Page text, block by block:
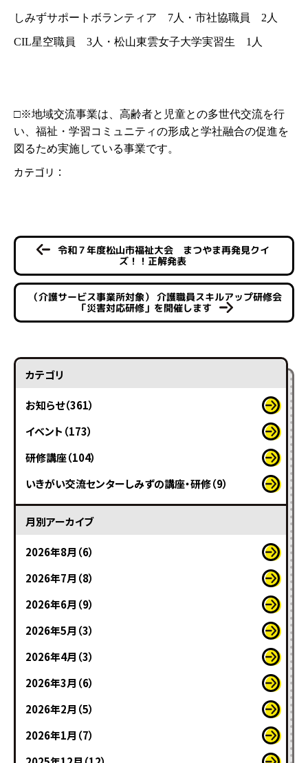
しみずサポートボランティア 7人・市社協職員 2 人
CIL星空職員 3人・松山東雲女子大学実習生 1 人
□※地域交流事業は、高齢者と児童との多世代交流を行
い、福祉・学習コミュニティの形成と学社融合の促進を
図るため実施している事業です。
カテゴリ：
令和７年度松山市福祉大会 まつやま再発見クイ
ズ！！正解発表
（介護サービス事業所対象） 介護職員スキルアップ研修会
「災害対応研修」を開催します
カテゴリ
お知らせ（361）
イベント（173）
研修講座（104）
いきがい交流センターしみずの講座・研修（9）
月別アーカイブ
2026年8月（6）
2026年7月（8）
2026年6月（9）
2026年5月（3）
2026年4月（3）
2026年3月（6）
2026年2月（5）
2026年1月（7）